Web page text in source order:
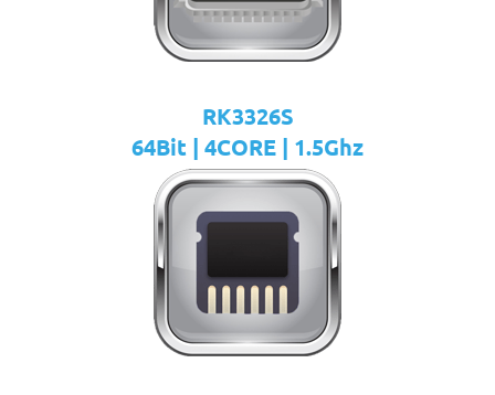
RK3326S
64Bit | 4CORE | 1.5Ghz